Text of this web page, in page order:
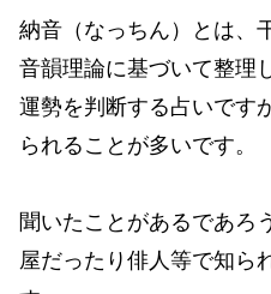
納音（なっちん）とは、
音韻理論に基づいて整理
運勢を判断する占いです
られることが多いです。
聞いたことがあるであろ
屋だったり俳人等で知ら